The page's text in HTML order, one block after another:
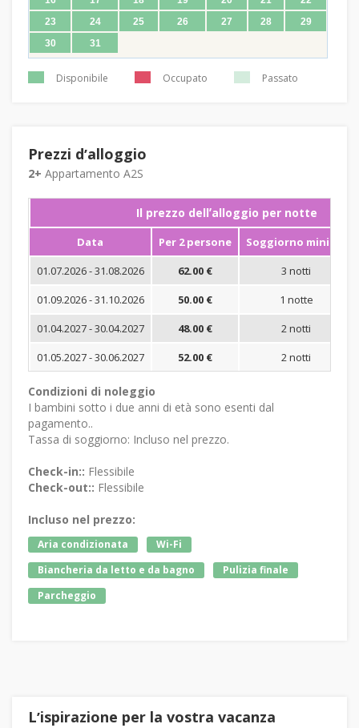
23
24 25 26 27 28
29
30
31
Disponibile Occupato Passato
Prezzi dʼalloggio
2+ Appartamento A2S
Il prezzo dellʼalloggio per notte
Data Per 2 persone
Soggiorno minimo
01.07.2026 - 31.08.2026
62.00 €
3 notti
01.09.2026 - 31.10.2026
50.00 €
1 notte
01.04.2027 - 30.04.2027
48.00 €
2 notti
01.05.2027 - 30.06.2027
52.00 € 2 notti
Condizioni di noleggio
I bambini sotto i due anni di età sono esenti dal
pagamento..
Tassa di soggiorno: Incluso nel prezzo.
Check-in:: Flessibile
Check-out:: Flessibile
Incluso nel prezzo:
Aria condizionata
Wi-Fi
Biancheria da letto e da bagno
Pulizia finale
Parcheggio
Lʼispirazione per la vostra vacanza